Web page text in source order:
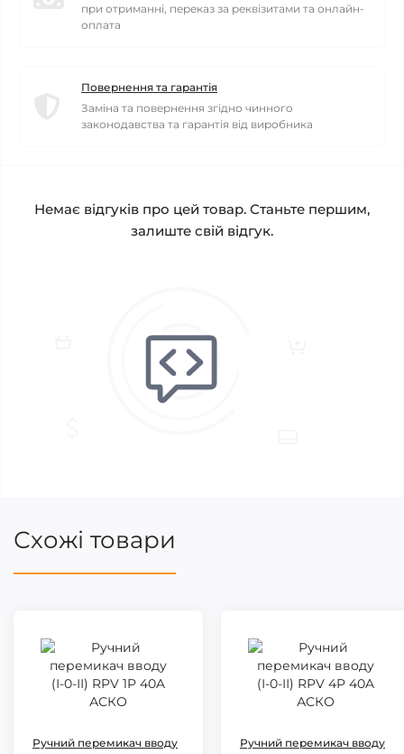
при отриманні, переказ за реквізитами та онлайн-
оплата
Повернення та гарантія
Заміна та повернення згідно чинного
законодавства та гарантія від виробника
Немає відгуків про цей товар. Станьте першим,
залиште свій відгук.
Схожі товари
Ручний перемикач вводу
Ручний перемикач вводу